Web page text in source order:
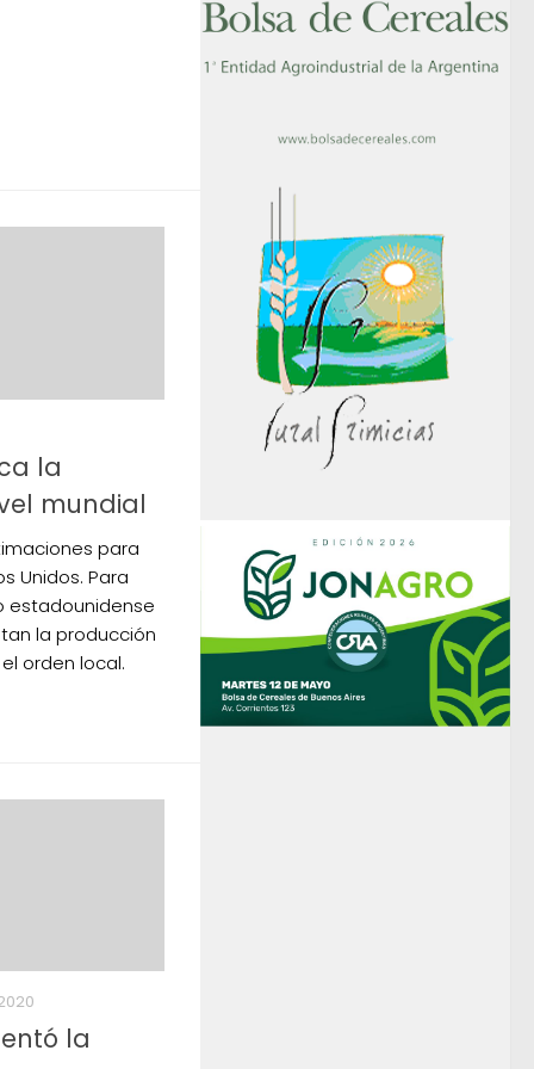
la
mundial
para
Unidos. Para
estadounidense
la producción
orden local.
la